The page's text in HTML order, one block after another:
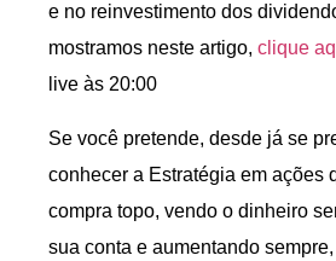
e no reinvestimento dos
mostramos neste artigo, clique
live às 20:00
Se você pretende, desde já se
conhecer a Estratégia em ações
compra topo, vendo o dinheiro
sua conta e aumentando sempre,